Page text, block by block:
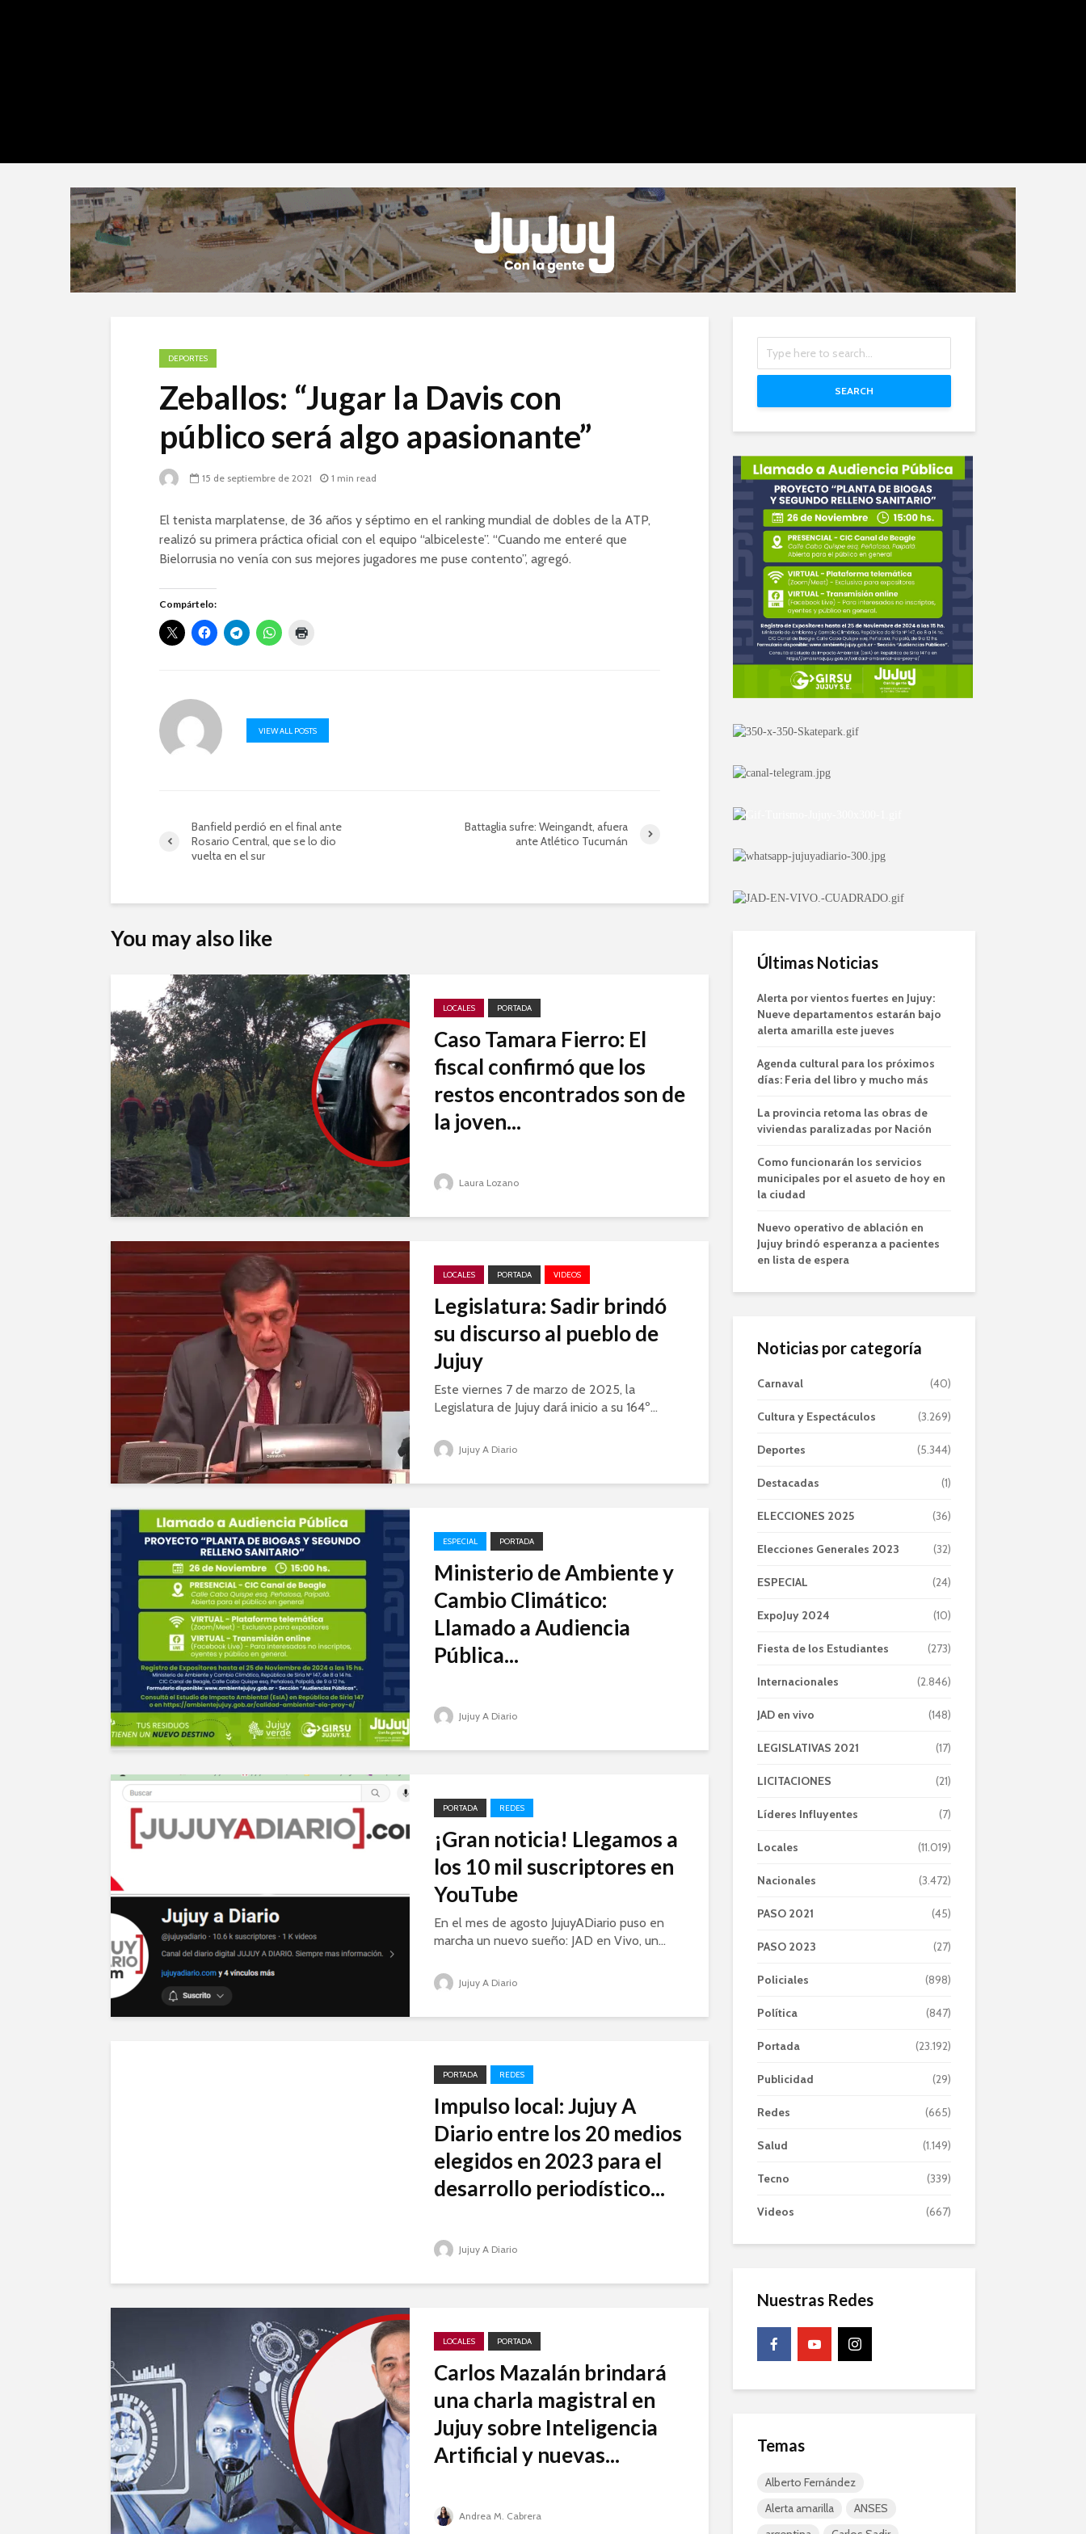
DEPORTES
Zeballos: “Jugar la Davis con
público será algo apasionante”
15 de septiembre de 2021 1 min read
El tenista marplatense, de 36 años y séptimo en el ranking mundial de dobles de la ATP,
realizó su primera práctica oficial con el equipo “albiceleste”. “Cuando me enteré que
Bielorrusia no venía con sus mejores jugadores me puse contento”, agregó.
Compártelo:
VIEW ALL POSTS
Banfield perdió en el final ante
Rosario Central, que se lo dio
vuelta en el sur
Battaglia sufre: Weingandt, afuera
ante Atlético Tucumán
You may also like
LOCALES PORTADA
Caso Tamara Fierro: El
fiscal confirmó que los
restos encontrados son de
la joven...
Laura Lozano
LOCALES PORTADA VIDEOS
Legislatura: Sadir brindó
su discurso al pueblo de
Jujuy
Este viernes 7 de marzo de 2025, la
Legislatura de Jujuy dará inicio a su 164º...
Jujuy A Diario
ESPECIAL PORTADA
Ministerio de Ambiente y
Cambio Climático:
Llamado a Audiencia
Pública...
Jujuy A Diario
PORTADA REDES
¡Gran noticia! Llegamos a
los 10 mil suscriptores en
YouTube
En el mes de agosto JujuyADiario puso en
marcha un nuevo sueño: JAD en Vivo, un...
Jujuy A Diario
PORTADA REDES
Impulso local: Jujuy A
Diario entre los 20 medios
elegidos en 2023 para el
desarrollo periodístico...
Jujuy A Diario
LOCALES PORTADA
Carlos Mazalán brindará
una charla magistral en
Jujuy sobre Inteligencia
Artificial y nuevas...
Andrea M. Cabrera
SEARCH
Últimas Noticias
Alerta por vientos fuertes en Jujuy:
Nueve departamentos estarán bajo
alerta amarilla este jueves
Agenda cultural para los próximos
días: Feria del libro y mucho más
La provincia retoma las obras de
viviendas paralizadas por Nación
Como funcionarán los servicios
municipales por el asueto de hoy en
la ciudad
Nuevo operativo de ablación en
Jujuy brindó esperanza a pacientes
en lista de espera
Noticias por categoría
Carnaval (40)
Cultura y Espectáculos (3.269)
Deportes (5.344)
Destacadas (1)
ELECCIONES 2025 (36)
Elecciones Generales 2023 (32)
ESPECIAL (24)
ExpoJuy 2024 (10)
Fiesta de los Estudiantes (273)
Internacionales (2.846)
JAD en vivo (148)
LEGISLATIVAS 2021 (17)
LICITACIONES (21)
Líderes Influyentes (7)
Locales (11.019)
Nacionales (3.472)
PASO 2021 (45)
PASO 2023 (27)
Policiales (898)
Política (847)
Portada (23.192)
Publicidad (29)
Redes (665)
Salud (1.149)
Tecno (339)
Videos (667)
Nuestras Redes
Temas
Alberto Fernández
Alerta amarilla
ANSES